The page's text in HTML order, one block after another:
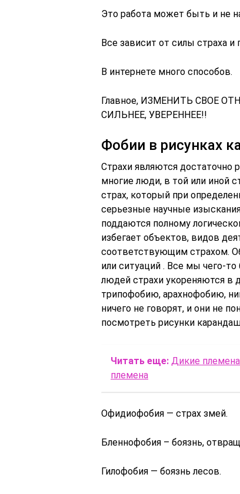
Это работа может быть и не
Все зависит от силы страха и
В интернете много способов.
Главное, ИЗМЕНИТЬ СВОЕ
СИЛЬНЕЕ, УВЕРЕННЕЕ!!
Фобии в рисунках
Страхи являются достаточно
многие люди, в той или иной
страх, который при
серьезные научные
поддаются полному
избегает объектов, видов
соответствующим страхом.
или ситуаций . Все мы чего-
людей страхи укореняются в
трипофобию, арахнофобию,
ничего не говорят, и они не
посмотреть рисунки
Читать еще: Дикие
племена
Офидиофобия — страх змей.
Бленнофобия – боязнь,
Гилофобия — боязнь лесов.